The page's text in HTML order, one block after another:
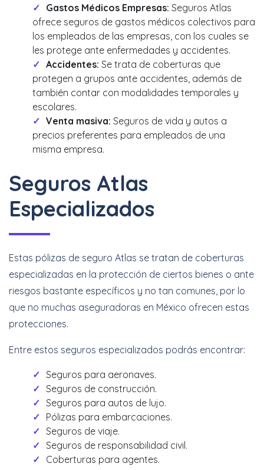
Gastos Médicos Empresas: Seguros Atlas
ofrece seguros de gastos médicos colectivos para
los empleados de las empresas, con los cuales se
les protege ante enfermedades y accidentes.
Accidentes: Se trata de coberturas que
protegen a grupos ante accidentes, además de
también contar con modalidades temporales y
escolares.
Venta masiva: Seguros de vida y autos a
precios preferentes para empleados de una
misma empresa.
Seguros Atlas
Especializados
Estas pólizas de seguro Atlas se tratan de coberturas
especializadas en la protección de ciertos bienes o ante
riesgos bastante específicos y no tan comunes, por lo
que no muchas aseguradoras en México ofrecen estas
protecciones.
Entre estos seguros especializados podrás encontrar:
Seguros para aeronaves.
Seguros de construcción.
Seguros para autos de lujo.
Pólizas para embarcaciones.
Seguros de viaje.
Seguros de responsabilidad civil.
Coberturas para agentes.